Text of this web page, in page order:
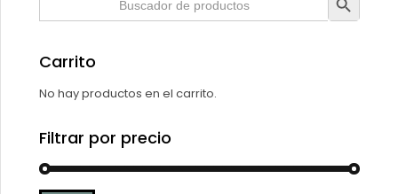
Carrito
No hay productos en el carrito.
Filtrar por precio